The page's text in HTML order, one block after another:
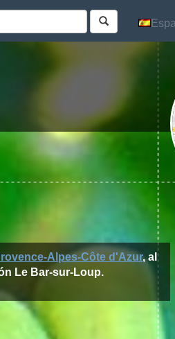
Alpes-Côte d'Azur, al
Le Bar-sur-Loup.